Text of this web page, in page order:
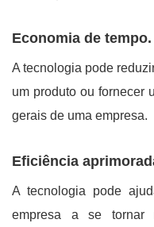
Economia de tempo.
A tecnologia pode
um produto ou fornecer
gerais de uma empresa.
Eficiência
A tecnologia pode
empresa a se tornar